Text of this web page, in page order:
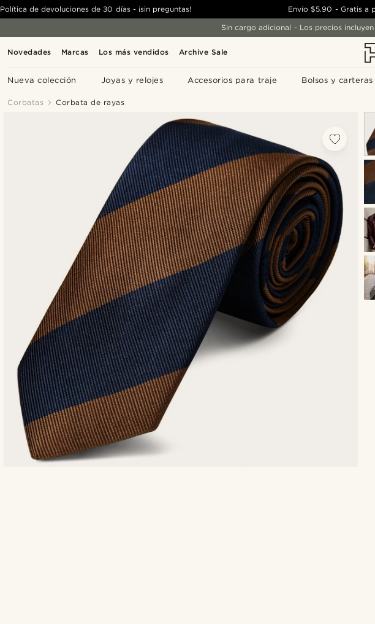
Novedades Marcas Los más vendidos Archive Sale
Nueva colección Joyas y relojes Accesorios para traje Bolsos y carteras
Política de devoluciones de 30 días - ¡sin preguntas! Envío $5.90 - Gratis a
Sin cargo adicional - Los precios
Corbatas Corbata de rayas